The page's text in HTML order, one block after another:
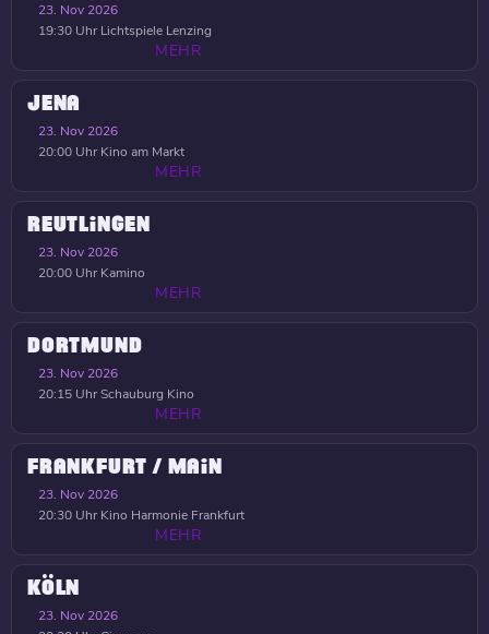
23. Nov 2026
19:30 Uhr Lichtspiele Lenzing
MEHR
JENA
23. Nov 2026
20:00 Uhr Kino am Markt
MEHR
REUTLINGEN
23. Nov 2026
20:00 Uhr Kamino
MEHR
DORTMUND
23. Nov 2026
20:15 UhrSchauburg Kino
MEHR
FRANKFURT / MAIN
23. Nov 2026
20:30 Uhr Kino Harmonie Frankfurt
MEHR
KÖLN
23. Nov 2026